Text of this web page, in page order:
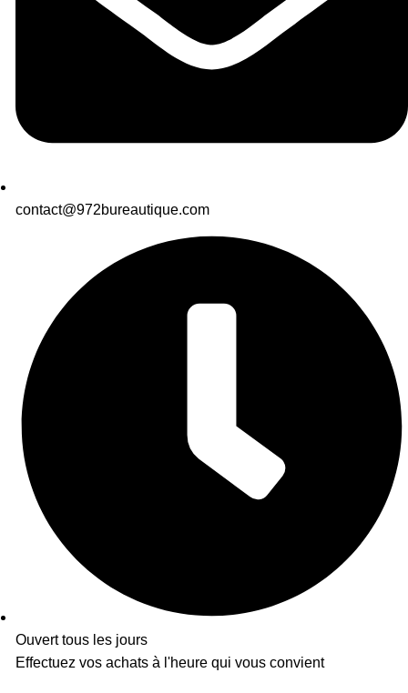
contact@972bureautique.com
Ouvert tous les jours
Effectuez vos achats à l'heure qui vous convient